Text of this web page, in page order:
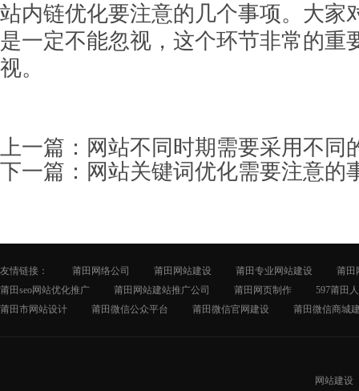
站内链优化要注意的几个事项。大家
是一定不能忽视，这个环节非常的重
视。
上一篇： 网站不同时期需要采用不同
下一篇： 网站关键词优化需要注意的
友情链接： 莆田网络公司 莆田网站建设 莆田专业网站建设
莆田
莆田seo网站优化推广
莆田网站建站推广公司 莆田网页制作
597莆田
莆田市网站设计
莆田微信公众平台 莆田微信官网建设 莆田微信商城
网站建设